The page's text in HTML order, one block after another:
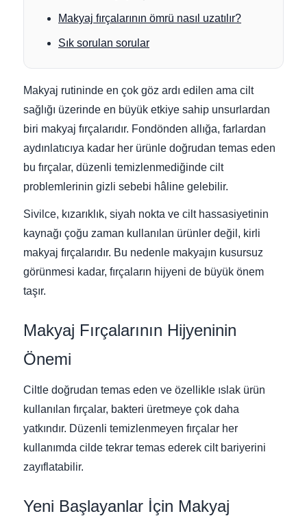
Makyaj fırçalarının ömrü nasıl uzatılır?
Sık sorulan sorular
Makyaj rutininde en çok göz ardı edilen ama cilt
sağlığı üzerinde en büyük etkiye sahip unsurlardan
biri makyaj fırçalarıdır. Fondönden allığa, farlardan
aydınlatıcıya kadar her ürünle doğrudan temas eden
bu fırçalar, düzenli temizlenmediğinde cilt
problemlerinin gizli sebebi hâline gelebilir.
Sivilce, kızarıklık, siyah nokta ve cilt hassasiyetinin
kaynağı çoğu zaman kullanılan ürünler değil, kirli
makyaj fırçalarıdır. Bu nedenle makyajın kusursuz
görünmesi kadar, fırçaların hijyeni de büyük önem
taşır.
Makyaj Fırçalarının Hijyeninin
Önemi
Ciltle doğrudan temas eden ve özellikle ıslak ürün
kullanılan fırçalar, bakteri üretmeye çok daha
yatkındır. Düzenli temizlenmeyen fırçalar her
kullanımda cilde tekrar temas ederek cilt bariyerini
zayıflatabilir.
Yeni Başlayanlar İçin Makyaj